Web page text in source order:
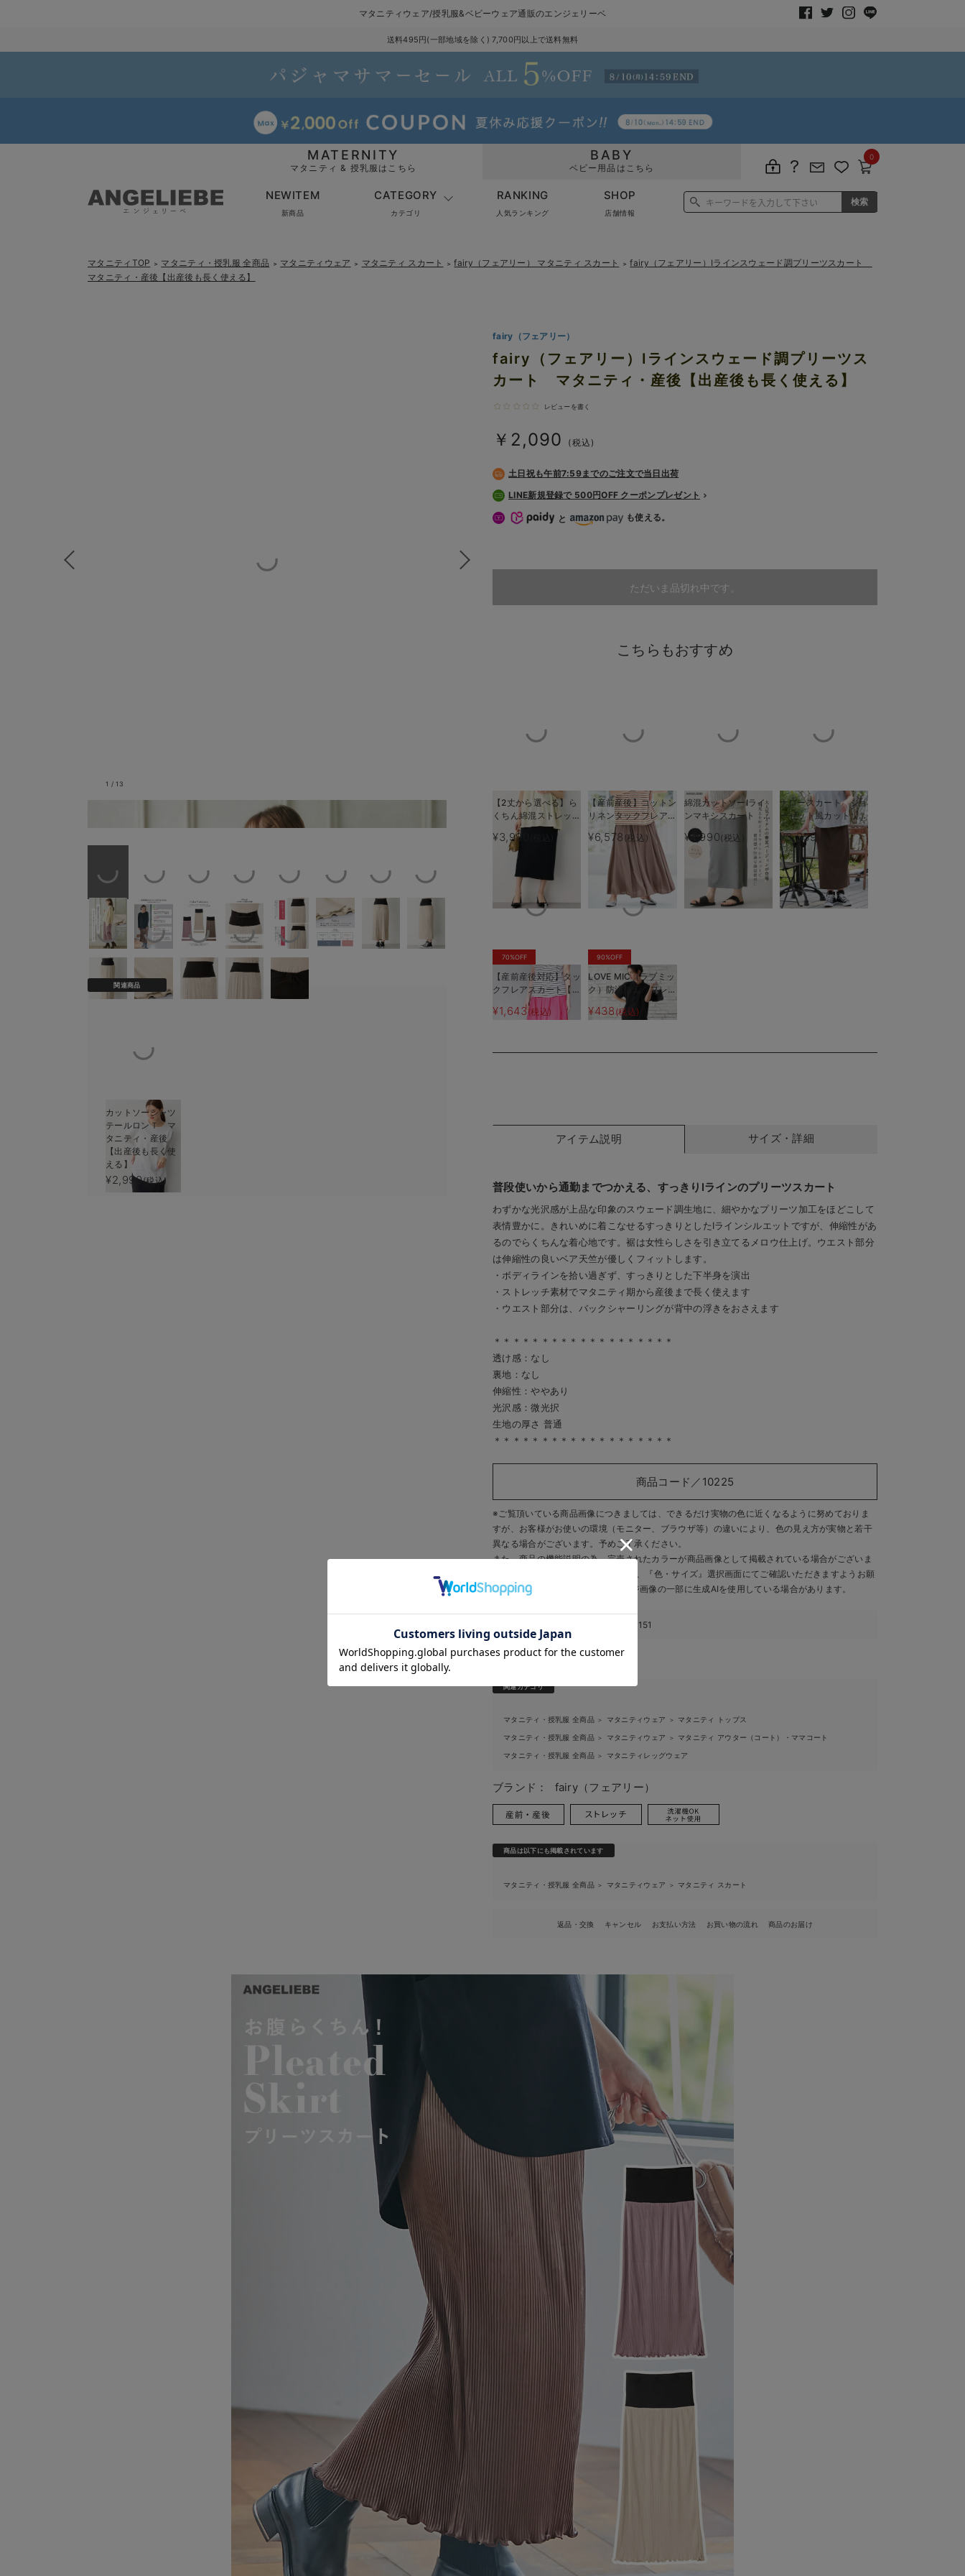
マタニティウェア/授乳服&ベビーウェア通販のエンジェリーベ
送料495円(一部地域を除く) 7,700円以上で送料無料
MATERNITY
マタニティ & 授乳服はこちら
BABY
ベビー用品はこちら
0
NEWITEM
新商品
CATEGORY
カテゴリ
RANKING
人気ランキング
SHOP
店舗情報
マタニティTOP ＞ マタニティ・授乳服 全商品 ＞ マタニティウェア ＞ マタニティ スカート ＞ fairy（フェアリー） マタニティ スカート ＞ fairy（フェアリー）Iラインスウェード調プリーツスカート
マタニティ・産後【出産後も長く使える】
すっきり見えするIラインシルエット ママMDおすすめこだわりポイント
1 /13
関連商品
カットソーシャツ
テールロンＴ マ
タニティ・産後
【出産後も長く使
える】
¥2,990(税込)
fairy（フェアリー）
fairy（フェアリー）Iラインスウェード調プリーツス
カート マタニティ・産後【出産後も長く使える】
レビューを書く
￥2,090 (税込)
土日祝も午前7:59までのご注文で当日出荷
LINE新規登録で 500円OFF クーポンプレゼント
と も使える。
ただいま品切れ中です。
こちらもおすすめ
【2丈から選べる】ら
くちん綿混ストレッチ
リブナロースカート
マタニティ・産後【出
産後も長く使える】
¥3,990
【産前産後】コットン
リネンタックフレアス
カート【出産後も長く
使える】
¥6,578 (税込)
綿混カットソーIライ
ンマキシスカート マ
タニティ・産後【出産
後も長く着られる】
¥4,990(税込)
ナロースカート ジョ
ーゼット風カットソ
ー
Rosemadame（ロー
ズマダム） マタニテ
ィ・産後
¥3,839
70%OFF
【産前産後対応】タッ
クフレアスカート【出
産後も長く使える】
¥1,643(税込)
90%OFF
LOVE MIC（ラブミッ
ク）防汚加工 フレア
スカート
¥438 (税込)
アイテム説明 サイズ・詳細
普段使いから通勤までつかえる、すっきりIラインのプリーツスカート
わずかな光沢感が上品な印象のスウェード調生地に、細やかなプリーツ加工をほどこして
表情豊かに。きれいめに着こなせるすっきりとしたIラインシルエットですが、伸縮性があ
るのでらくちんな着心地です。裾は女性らしさを引き立てるメロウ仕上げ。ウエスト部分
は伸縮性の良いベア天竺が優しくフィットします。
・ボディラインを拾い過ぎず、すっきりとした下半身を演出
・ストレッチ素材でマタニティ期から産後まで長く使えます
・ウエスト部分は、バックシャーリングが背中の浮きをおさえます
＊＊＊＊＊＊＊＊＊＊＊＊＊＊＊＊＊＊＊
透け感：なし
裏地：なし
伸縮性：ややあり
光沢感：微光択
生地の厚さ 普通
＊＊＊＊＊＊＊＊＊＊＊＊＊＊＊＊＊＊＊
商品コード／10225
※ご覧頂いている商品画像につきましては、できるだけ実物の色に近くなるように努めておりま
すが、 お客様がお使いの環境（モニター、ブラウザ等）の違いにより、色の見え方が実物と若干
異なる場合がございます。予めご了承ください。
また、商品の機能説明の為、完売されたカラーが商品画像として掲載されている場合がございま
す。 販売中のカラーにつきましては、『色・サイズ』選択画面にてご確認いただきますようお願
いいたします。
※商品画像・イメージ画像の一部に生成AIを使用している場合があります。
151
関連カテゴリ
マタニティ・授乳服 全商品 ＞ マタニティウェア ＞ マタニティ トップス
マタニティ・授乳服 全商品 ＞ マタニティウェア ＞ マタニティ アウター（コート）・ママコート
マタニティ・授乳服 全商品 ＞ マタニティレッグウェア
ブランド： fairy（フェアリー）
商品は以下にも掲載されています
マタニティ・授乳服 全商品 ＞ マタニティウェア ＞ マタニティ スカート
返品・交換 キャンセル お支払い方法 お買い物の流れ 商品のお届け
関連商品
お気に入り商品を確認する